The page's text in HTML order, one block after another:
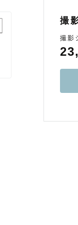
撮
撮影